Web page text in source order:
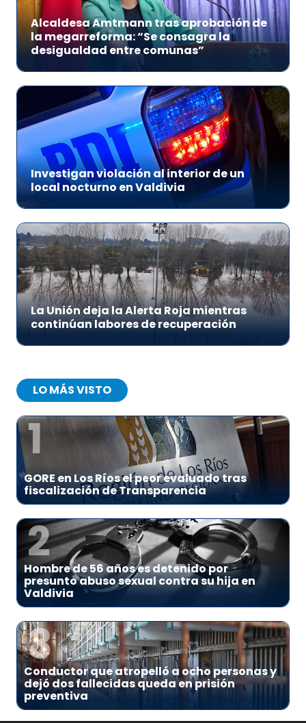
Alcaldesa Amtmann tras aprobación de
la megarreforma: “Se consagra la
desigualdad entre comunas”
Investigan violación al interior de un
local nocturno en Valdivia
La Unión deja la Alerta Roja mientras
continúan labores de recuperación
LO MÁS VISTO
1
GORE en Los Ríos el peor evaluado tras
fiscalización de Transparencia
2
Hombre de 56 años es detenido por
presunto abuso sexual contra su hija en
Valdivia
3
Conductor que atropelló a ocho personas y
dejó dos fallecidas queda en prisión
preventiva